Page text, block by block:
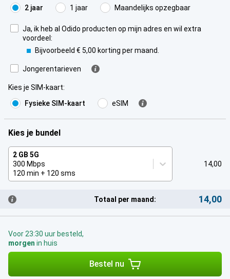
2 jaar 1 jaar Maandelijks opzegbaar
Ja, ik heb al Odido producten op mijn adres en wil extra
voordeel:
Bijvoorbeeld € 5,00 korting per maand.
Jongerentarieven
Kies je SIM-kaart:
Fysieke SIM-kaart
eSIM
Kies je bundel
2 GB 5G
300 Mbps
120 min + 120 sms
14,00
Totaal per maand: 14,00
Voor 23:30 uur besteld,
morgen in huis
Bestel nu